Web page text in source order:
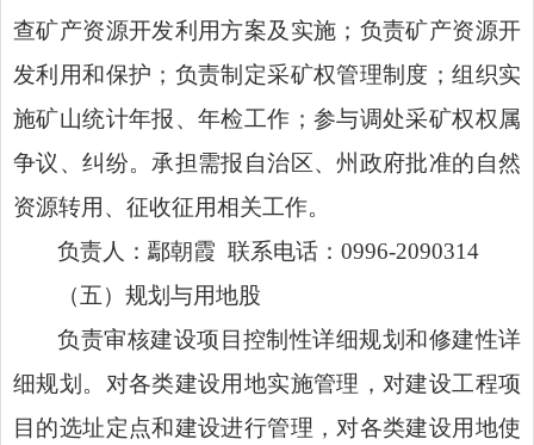
查矿产资源开发利用方案及实施；负责矿产资源开
发利用和保护；负责制定采矿权管理制度；组织实
施矿山统计年报、年检工作；参与调处采矿权权属
争议、纠纷。承担需报自治区、州政府批准的自然
资源转用、征收征用相关工作。
负责人：鄢朝霞 联系电话：0996-2090314
（五）规划与用地股
负责审核建设项目控制性详细规划和修建性详
细规划。对各类建设用地实施管理，对建设工程项
目的选址定点和建设进行管理，对各类建设用地使